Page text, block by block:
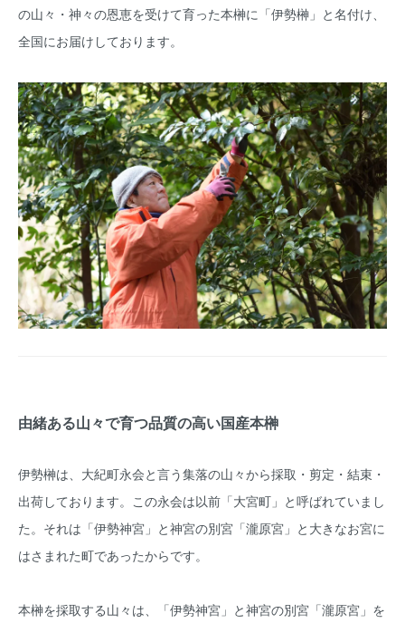
の山々・神々の恩恵を受けて育った本榊に「伊勢榊」と名付け、
全国にお届けしております。
由緒ある山々で育つ品質の高い国産本榊
伊勢榊は、大紀町永会と言う集落の山々から採取・剪定・結束・
出荷しております。この永会は以前「大宮町」と呼ばれていまし
た。それは「伊勢神宮」と神宮の別宮「瀧原宮」と大きなお宮に
はさまれた町であったからです。
本榊を採取する山々は、「伊勢神宮」と神宮の別宮「瀧原宮」を